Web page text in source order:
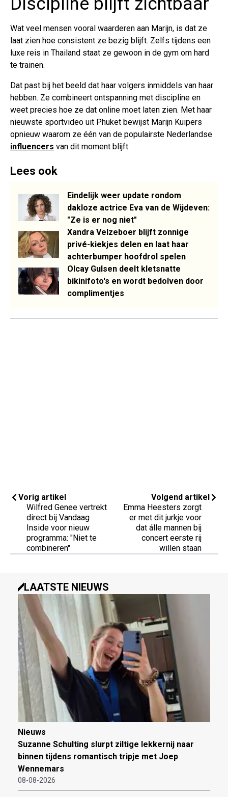
Wat veel mensen vooral waarderen aan Marijn, is dat ze
laat zien hoe consistent ze bezig blijft. Zelfs tijdens een
luxe reis in Thailand staat ze gewoon in de gym om hard
te trainen.
Dat past bij het beeld dat haar volgers inmiddels van haar
hebben. Ze combineert ontspanning met discipline en
weet precies hoe ze dat online moet laten zien. Met haar
nieuwste sportvideo uit Phuket bewijst Marijn Kuipers
opnieuw waarom ze één van de populairste Nederlandse
influencers van dit moment blijft.
Lees ook
Eindelijk weer update rondom
dakloze actrice Eva van de Wijdeven:
"Ze is er nog niet"
Xandra Velzeboer blijft zonnige
privé-kiekjes delen en laat haar
achterbumper hoofdrol spelen
Olcay Gulsen deelt kletsnatte
bikinifoto's en wordt bedolven door
complimentjes
Vorig artikel
Wilfred Genee vertrekt
direct bij Vandaag
Inside voor nieuw
programma: "Niet te
combineren"
Volgend artikel
Emma Heesters zorgt
er met dit jurkje voor
dat álle mannen bij
concert eerste rij
willen staan
LAATSTE NIEUWS
Nieuws
Suzanne Schulting slurpt ziltige lekkernij naar
binnen tijdens romantisch tripje met Joep
Wennemars
08-08-2026